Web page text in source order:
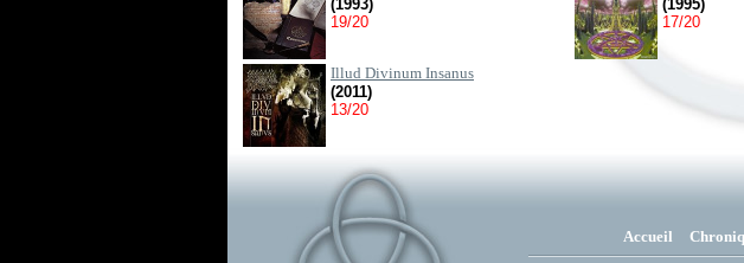
(1993)
19/20
(1995)
17/20
Illud Divinum Insanus
(2011)
13/20
Accueil